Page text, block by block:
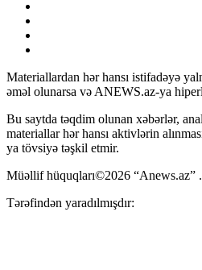
Materiallardan hər hansı istifadəyə
əməl olunarsa və ANEWS.az-ya
Bu saytda təqdim olunan xəbərlər,
materiallar hər hansı aktivlərin
ya tövsiyə təşkil etmir.
Müəllif hüquqları©2026 “Anews.az”
Tərəfindən yaradılmışdır: